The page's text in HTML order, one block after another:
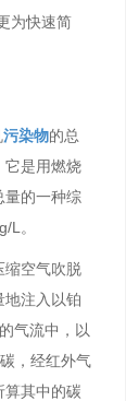
为快速简
污染物的总
它是用燃烧
量的一种综
L。
缩空气吹脱
地注入以铂
气流中，以
，经红外气
算其中的碳